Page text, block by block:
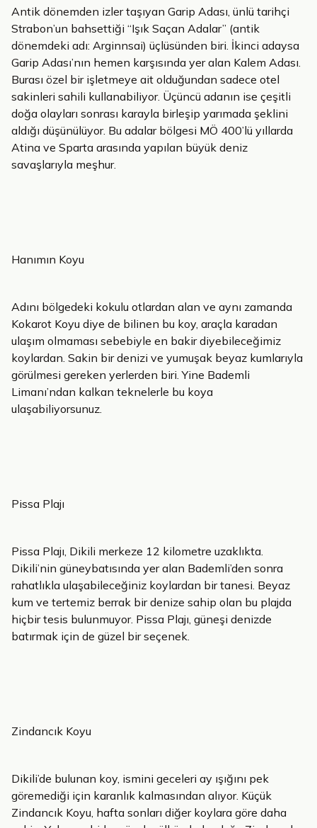
Antik dönemden izler taşıyan Garip Adası, ünlü tarihçi
Strabon’un bahsettiği “Işık Saçan Adalar” (antik
dönemdeki adı: Arginnsai) üçlüsünden biri. İkinci adaysa
Garip Adası’nın hemen karşısında yer alan Kalem Adası.
Burası özel bir işletmeye ait olduğundan sadece otel
sakinleri sahili kullanabiliyor. Üçüncü adanın ise çeşitli
doğa olayları sonrası karayla birleşip yarımada şeklini
aldığı düşünülüyor. Bu adalar bölgesi MÖ 400’lü yıllarda
Atina ve Sparta arasında yapılan büyük deniz
savaşlarıyla meşhur.
Hanımın Koyu
Adını bölgedeki kokulu otlardan alan ve aynı zamanda
Kokarot Koyu diye de bilinen bu koy, araçla karadan
ulaşım olmaması sebebiyle en bakir diyebileceğimiz
koylardan. Sakin bir denizi ve yumuşak beyaz kumlarıyla
görülmesi gereken yerlerden biri. Yine Bademli
Limanı’ndan kalkan teknelerle bu koya
ulaşabiliyorsunuz.
Pissa Plajı
Pissa Plajı, Dikili merkeze 12 kilometre uzaklıkta.
Dikili’nin güneybatısında yer alan Bademli’den sonra
rahatlıkla ulaşabileceğiniz koylardan bir tanesi. Beyaz
kum ve tertemiz berrak bir denize sahip olan bu plajda
hiçbir tesis bulunmuyor. Pissa Plajı, güneşi denizde
batırmak için de güzel bir seçenek.
Zindancık Koyu
Dikili’de bulunan koy, ismini geceleri ay ışığını pek
göremediği için karanlık kalmasından alıyor. Küçük
Zindancık Koyu, hafta sonları diğer koylara göre daha